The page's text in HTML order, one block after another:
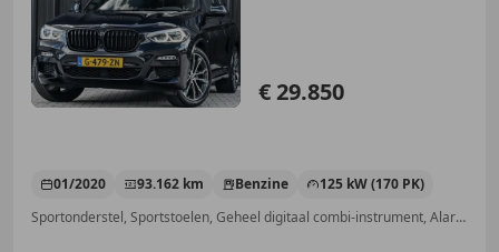
€ 29.850
01/2020 93.162 km Benzine
125 kW (170 PK)
Sportonderstel, Sportstoelen, Geheel digitaal combi-instrument, Alarm, Schakelflippers, Getinte ramen, Parkeerhulp met camera, Open dak